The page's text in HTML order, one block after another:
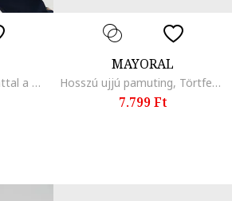
Kerek nyakú felső felirattal a mellrészén, Fehér
MAYORAL
Hosszú ujjú pamuting, Törtfehér
7.799 Ft